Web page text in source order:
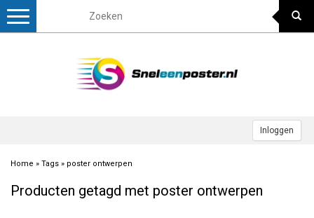
Inloggen
Toggle
Home » Tags » poster ontwerpen
Producten getagd met poster ontwerpen